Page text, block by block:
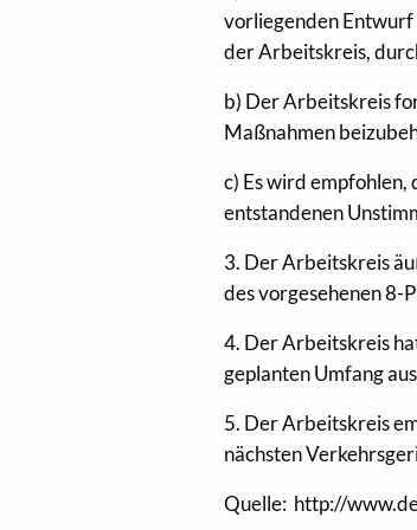
vorliegenden
der Arbeitskreis,
b) Der Arbeitskreis
Maßnahmen
c) Es wird
entstandenen
3. Der Arbeitskreis
des vorgesehenen 8-
4. Der Arbeitskreis
geplanten Umfang
5. Der Arbeitskreis
nächsten
Quelle: http://